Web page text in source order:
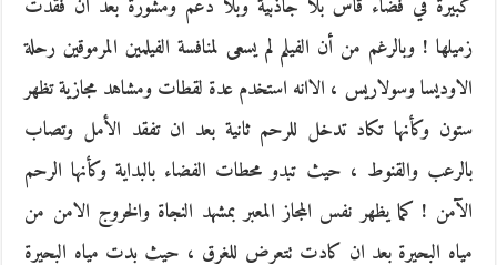
زميلها ! وبالرغم من أن الفيلم لم يسعى لمنافسة الفيلمين المرموقين رحلة
الاوديسا وسولاريس ، الاانه استخدم عدة لقطات ومشاهد مجازية تظهر
ستون وكأنها تكاد تدخل للرحم ثانية بعد ان تفقد الأمل وتصاب
بالرعب والقنوط ، حيث تبدو محطات الفضاء بالبداية وكأنها الرحم
الآمن ! كما يظهر نفس المجاز المعبر بمشهد النجاة والخروج الامن من
مياه البحيرة بعد ان كادت تتعرض للغرق ، حيث بدت مياه البحيرة